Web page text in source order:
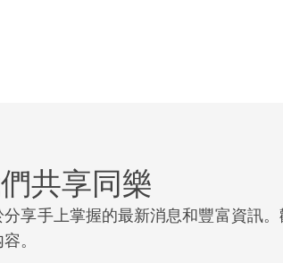
業仲裁和訴訟。以上因素使我們成
出恰當的判斷。
我們的歐洲訴訟團隊以受理重大欺詐
共享同樂
分享手上掌握的最新消息和豐富資訊
。